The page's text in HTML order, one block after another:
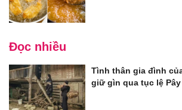
Đọc nhiều
Tình thân gia đình
giữ gìn qua tục lệ Pây